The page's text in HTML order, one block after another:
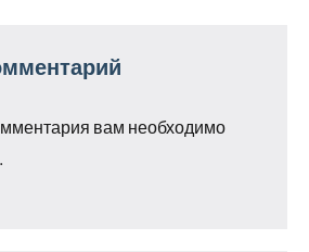
вам необходимо